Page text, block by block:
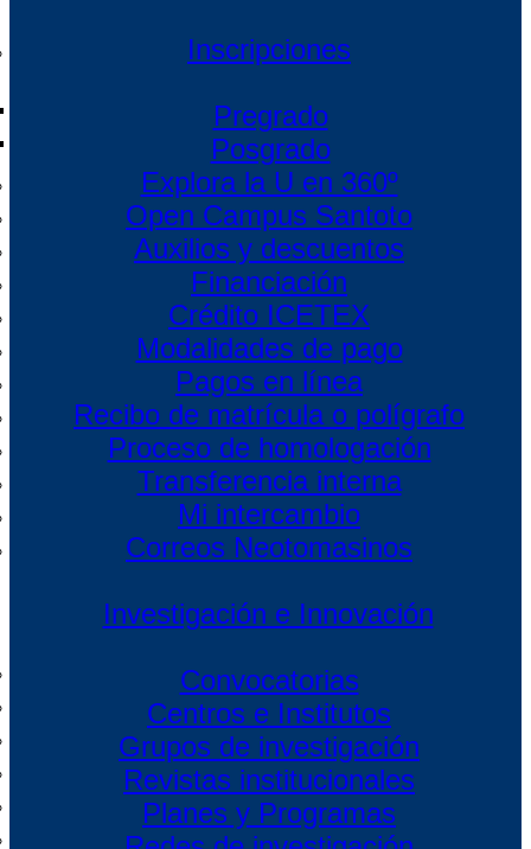
Inscripciones
Pregrado
Posgrado
Explora la U en 360º
Open Campus Santoto
Auxilios y descuentos
Financiación
Crédito ICETEX
Modalidades de pago
Pagos en línea
Recibo de matrícula o polígrafo
Proceso de homologación
Transferencia interna
Mi intercambio
Correos Neotomasinos
Investigación e Innovación
Convocatorias
Centros e Institutos
Grupos de investigación
Revistas institucionales
Planes y Programas